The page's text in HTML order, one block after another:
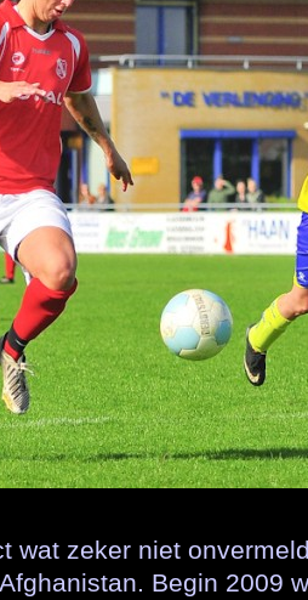
wat zeker niet
Begin 2009